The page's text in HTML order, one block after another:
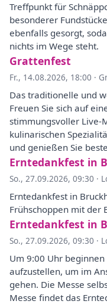
Treffpunkt für
besonderer
ebenfalls gesorgt,
nichts im Wege steht.
Grattenfest
Fr., 14.08.2026, 18:00 ·
Das traditionelle und
Freuen Sie sich auf
stimmungsvoller Live-
kulinarischen
und genießen Sie
Erntedankfest in
So., 27.09.2026, 09:30 ·
Erntedankfest in
Frühschoppen mit der
Erntedankfest in
So., 27.09.2026, 09:30 ·
Um 9:00 Uhr
aufzustellen, um im
gehen. Die Messe
Messe findet das